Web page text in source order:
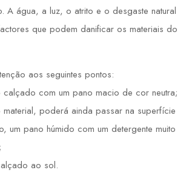
A água, a luz, o atrito e o desgaste natural
que podem danificar os materiais do
aos seguintes pontos:
com um pano macio de cor neutra;
poderá ainda passar na superfície
um pano húmido com um detergente muito
ao sol.